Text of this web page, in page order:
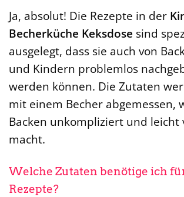
Ja, absolut! Die Rezepte in der
Becherküche Keksdose sind
ausgelegt, dass sie auch von
und Kindern problemlos
werden können. Die Zutaten
mit einem Becher abgemessen,
Backen unkompliziert und leicht
macht.
Welche Zutaten benötige ich
Rezepte?